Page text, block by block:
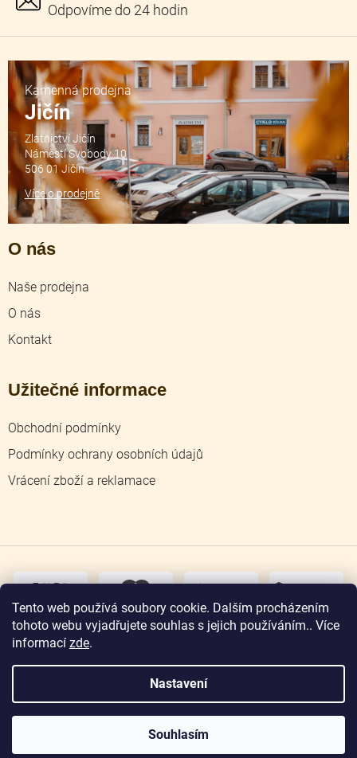
Tento web používá soubory cookie. Dalším procházením
tohoto webu vyjadřujete souhlas s jejich používáním.. Více
informací zde.
Nastavení
Souhlasím
O nás
Naše prodejna
O nás
Kontakt
Užitečné informace
Obchodní podmínky
Podmínky ochrany osobních údajů
Vrácení zboží a reklamace
Kamenná prodejna
Jičín
Zlatnictví Jičín
Náměstí Svobody 10
506 01 Jičín
Více o prodejně
osobní
Copyright 2026Zlatnictví Jičín. Všechna práva
vyhrazena.